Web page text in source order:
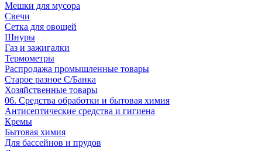
Мешки для мусора
Свечи
Сетка для овощей
Шнуры
Газ и зажигалки
Термометры
Распродажа промышленные товары
Старое разное С/Банка
Хозяйственные товары
06. Средства обработки и бытовая химия
Антисептические средства и гигиена
Кремы
Бытовая химия
Для бассейнов и прудов